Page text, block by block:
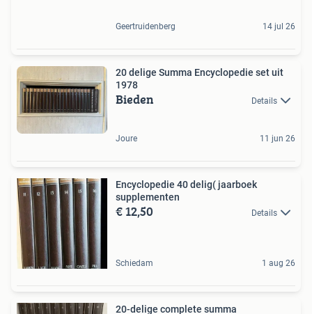
Geertruidenberg 14 jul 26
20 delige Summa Encyclopedie set uit
1978
Bieden Details
Joure 11 jun 26
Encyclopedie 40 delig( jaarboek
supplementen
€ 12,50 Details
Schiedam 1 aug 26
20-delige complete summa